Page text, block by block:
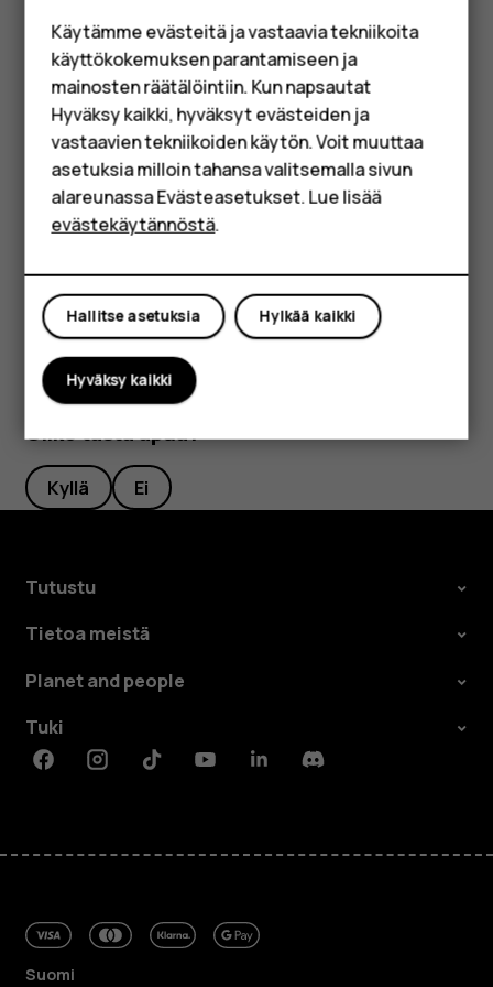
Lisävarusteet
HMD Terra M
Yrityksille
Tabletit
Shop
kohtaaKello>more_vert>Asetukset>Torkkuajan pituusja
valitse haluamasi pituus.
Sammuta hälytys
Kun puhelin alkaa hälyttää, voit sammuttaa hälytyksen
pyyhkäisemällä oikealle.
Poista hälytys
kohtaadeletePoista.
Oliko tästä apua?
Kyllä Ei
Tutustu
Tietoa meistä
Planet and people
Tuki
FacebookInstagramTiktokYoutubeLinkedinDiscord
Suomi
Käytämme evästeitä ja vastaavia tekniikoita
käyttökokemuksen parantamiseen ja
mainosten räätälöintiin. Kun napsautat
Hyväksy kaikki, hyväksyt evästeiden ja
vastaavien tekniikoiden käytön. Voit muuttaa
asetuksia milloin tahansa valitsemalla sivun
alareunassa Evästeasetukset. Lue lisää
evästekäytännöstä.
Hylkää kaikki
Hallitse asetuksia
Hyväksy kaikki